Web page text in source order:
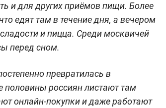
и для других приёмов пищи. Более
едят там в течение дня, а вечером
и пицца. Среди москвичей
перед сном.
превратилась в
половины россиян листают там
онлайн-покупки и даже работают